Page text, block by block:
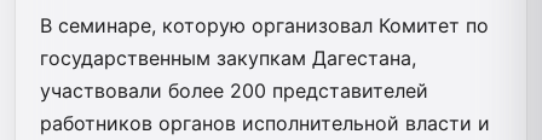
В семинаре, которую организовал Комитет по
государственным закупкам Дагестана,
участвовали более 200 представителей
работников органов исполнительной власти и